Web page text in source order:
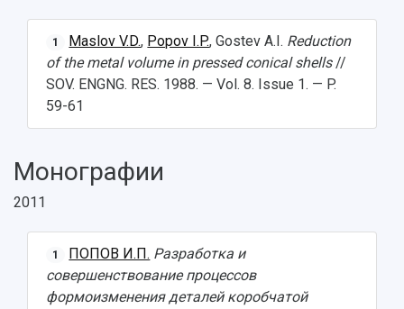
1 Maslov V.D., Popov I.P., Gostev A.I. Reduction
of the metal volume in pressed conical shells//
SOV. ENGNG. RES. 1988. — Vol. 8. Issue 1. — P.
59-61
Монографии
2011
1 ПОПОВ И.П. Разработка и
совершенствование процессов
формоизменения деталей коробчатой